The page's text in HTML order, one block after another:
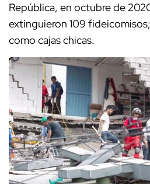
República, en octubre de
extinguieron 109
como cajas chicas.